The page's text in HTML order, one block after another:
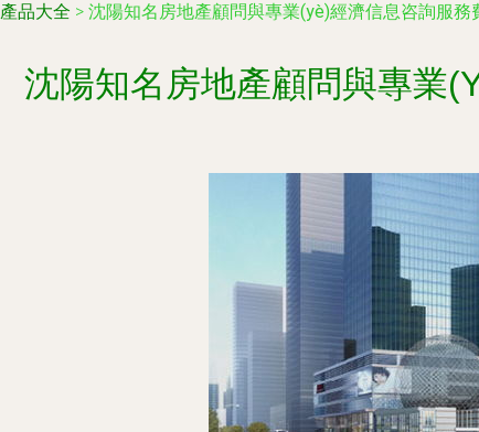
產品大全 > 沈陽知名房地產顧問與專業(yè)經濟信息咨詢服務
沈陽知名房地產顧問與專業